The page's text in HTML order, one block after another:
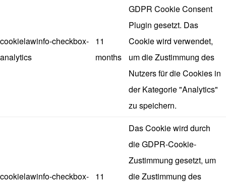
cookielawinfo-checkbox-
analytics
11
months
GDPR Cookie Consent
Plugin gesetzt. Das
Cookie wird verwendet,
um die Zustimmung des
Nutzers für die Cookies in
der Kategorie "Analytics"
zu speichern.
cookielawinfo-checkbox-
11
Das Cookie wird durch
die GDPR-Cookie-
Zustimmung gesetzt, um
die Zustimmung des